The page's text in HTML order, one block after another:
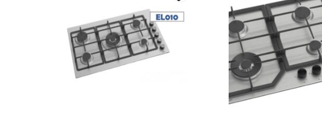
Add
wishlist